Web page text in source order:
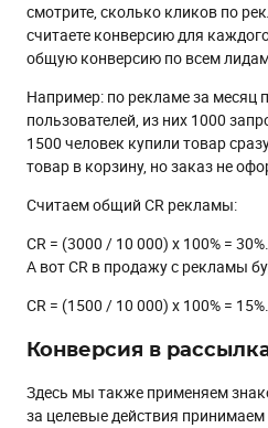
смотрите, сколько кликов по
считаете конверсию для
общую конверсию по всем
Например: по рекламе за месяц
пользователей, из них 1000
1500 человек купили товар
товар в корзину, но заказ не
Считаем общий CR рекламы:
CR = (3000 / 10 000) х 100% = 30%.
А вот CR в продажу с рекламы
CR = (1500 / 10 000) х 100% = 15%.
Конверсия в
Здесь мы также применяем
за целевые действия